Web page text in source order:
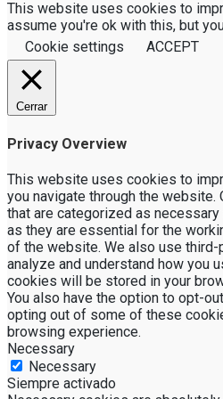
This website uses cookies to
assume you're ok with this, but
Cookie settings
ACCEPT
Cerrar
Privacy Overview
This website uses cookies to
you navigate through the
that are categorized as
as they are essential for the
of the website. We also use
analyze and understand how you
cookies will be stored in your
You also have the option to opt-
opting out of some of these
browsing experience.
Necessary
Necessary
Siempre activado